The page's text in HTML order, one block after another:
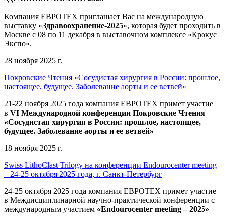
Компания ЕВРОТЕХ приглашает Вас на международную
выставку «Здравоохранение-2025», которая будет проходить в
Москве с 08 по 11 декабря в выставочном комплексе «Крокус
Экспо».
28 ноября 2025 г.
Покровские Чтения «Сосудистая хирургия в России: прошлое,
настоящее, будущее. Заболевание аорты и ее ветвей»
21-22 ноября 2025 года компания ЕВРОТЕХ примет участие
в VI Международной конференции Покровские Чтения
«Сосудистая хирургия в России: прошлое, настоящее,
будущее. Заболевание аорты и ее ветвей»
18 ноября 2025 г.
Swiss LithoClast Trilogy на конференции Endourocenter meeting
– 24-25 октября 2025 года, г. Санкт-Петербург
24-25 октября 2025 года компания ЕВРОТЕХ примет участие
в Междисциплинарной научно-практической конференции с
международным участием «Endourocenter meeting – 2025»